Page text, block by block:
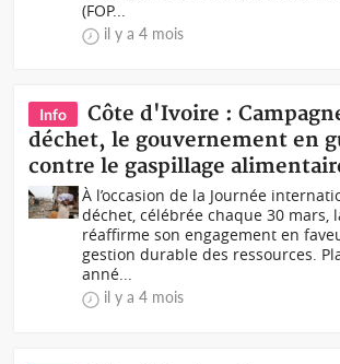
(FOP...
il y a 4 mois
Info
Côte d'Ivoire :
déchet, le gouvernement en
contre le gaspillage
À l’occasion de la Journée
déchet, célébrée chaque 30 mars,
réaffirme son engagement en
gestion durable des ressources.
anné...
il y a 4 mois